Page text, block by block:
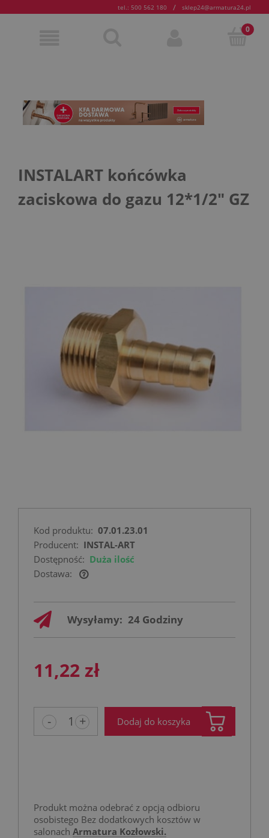
tel.: 500 562 180 / sklep24@armatura24.pl
INSTALART końcówka
zaciskowa do gazu 12*1/2" GZ
Kod produktu: 07.01.23.01
Producent: INSTAL-ART
Dostępność: Duża ilość
Dostawa:
Cena nie zawiera ewentualnych kosztów
Wysyłamy: 24 Godziny
11,22 zł
- + Dodaj do koszyka
Produkt można odebrać z opcją odbioru
osobistego Bez dodatkowych kosztów w
salonach Armatura Kozłowski.